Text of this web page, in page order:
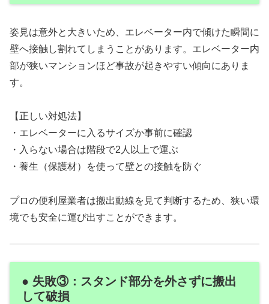
姿見は意外と大きいため、エレベーター内で傾けた瞬間に
壁へ接触し割れてしまうことがあります。エレベーター内
部が狭いマンションほど事故が起きやすい傾向にありま
す。
【正しい対処法】
・エレベーターに入るサイズか事前に確認
・入らない場合は階段で2人以上で運ぶ
・養生（保護材）を使って壁との接触を防ぐ
プロの便利屋業者は搬出動線を見て判断するため、狭い環
境でも安全に運び出すことができます。
● 失敗③：スタンド部分を外さずに搬出
して破損